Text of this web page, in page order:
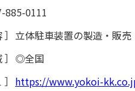
885-0111
］ 立体駐車装置の製造・販
］ ◎全国
］ https://www.yokoi-